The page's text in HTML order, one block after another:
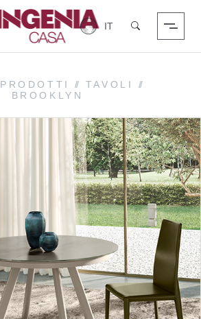
Cerca
Login
PRODOTTI // TAVOLI
//
BROOKLYN